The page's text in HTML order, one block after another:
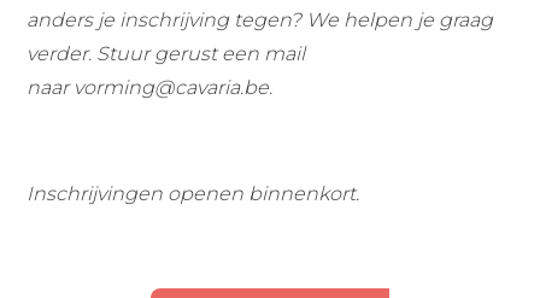
anders je inschrijving tegen? We helpen je graag
verder. Stuur gerust een mail
naar vorming@cavaria.be.
Inschrijvingen openen binnenkort.